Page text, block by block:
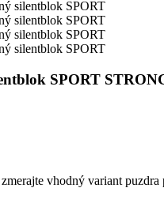
SPORT
vhodný variant puzdra